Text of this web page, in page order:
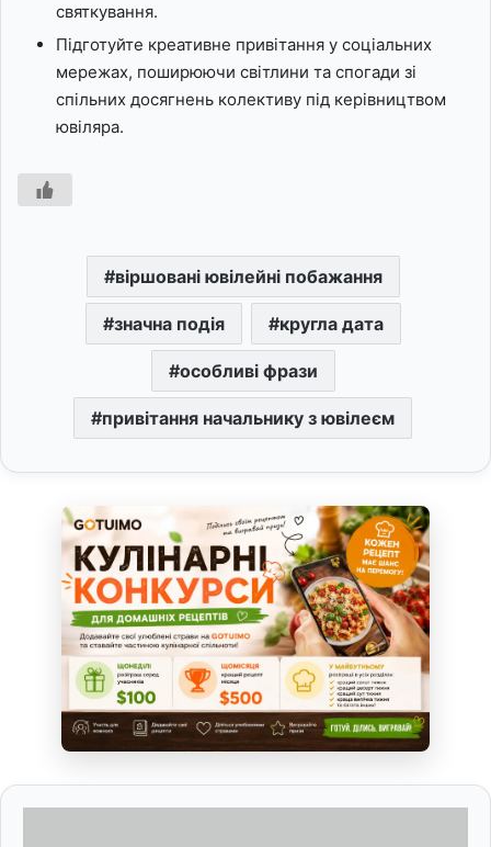
святкування.
Підготуйте креативне привітання у соціальних
мережах, поширюючи світлини та спогади зі
спільних досягнень колективу під керівництвом
ювіляра.
віршовані ювілейні побажання
значна подія кругла дата
особливі фрази
привітання начальнику з ювілеєм